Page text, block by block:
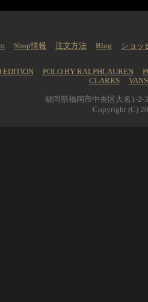
Shop情報 注文方法 Blog
ショッ
EDITION POLO BY RALPHLAUREN
CLARKS
VANS
福岡県福岡市中央区大名1-2-
Copyright (C)